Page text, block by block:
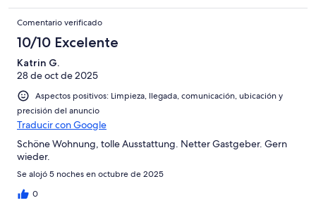
Comentario verificado
10/10 Excelente
Katrin G.
28 de oct de 2025
Aspectos positivos: Limpieza, llegada, comunicación, ubicación y
precisión del anuncio
Traducir con Google
Schöne Wohnung, tolle Ausstattung. Netter Gastgeber. Gern
wieder.
Se alojó 5 noches en octubre de 2025
0